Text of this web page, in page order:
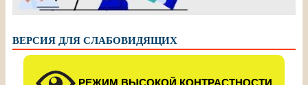
ВЕРСИЯ ДЛЯ СЛАБОВИДЯЩИХ